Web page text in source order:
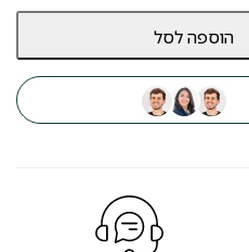
הוספה לסל